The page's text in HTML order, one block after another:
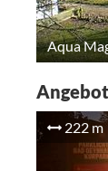
222 m